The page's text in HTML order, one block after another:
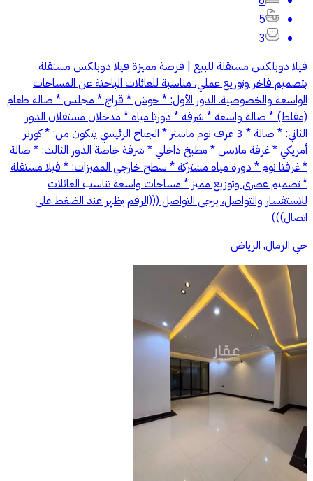
5
3
فيلا دوبلكس مستقلة للبيع | فرصة مميزة فيلا دوبلكس مستقلة
بتصميم فاخر وتوزيع عملي، مناسبة للعائلات الباحثة عن المساحات
الواسعة والخصوصية. الدور الأول: * حوش * قراج * مجلس * صالة طعام
(مقلط) * صالة واسعة * شرفة * دورتا مياه * مدخلان مستقلان الدور
الثاني: * صالة * 3 غرف نوم ماستر * الجناح الرئيسي يتكون من: * كورنر
أمريكي * غرفة ملابس * مطبخ داخلي * شرفة خاصة الدور الثالث: * صالة
* غرفتا نوم * دورة مياه مشتركة * سطح خارجي المميزات: * فيلا مستقلة
* تصميم عصري وتوزيع مميز * مساحات واسعة تناسب العائلات
للاستفسار والتواصل، يرجى التواصل (((الرقم يظهر عند الضغط على
اتصال)))
حي الرمال, الرياض